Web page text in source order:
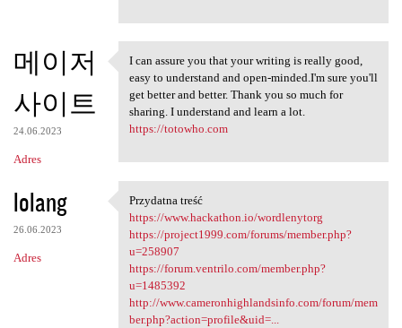
메이저
사이트
24.06.2023
Adres
I can assure you that your
I can assure you that your writing is really good,
easy to understand and open-minded.I'm sure you'll
get better and better. Thank you so much for
sharing. I understand and learn a lot.
https://totowho.com
lolang
26.06.2023
Adres
Przydatna treść
Przydatna treść
https://www.hackathon.io/wordlenytorg
https://project1999.com/forums/member.php?
u=258907
https://forum.ventrilo.com/member.php?
u=1485392
http://www.cameronhighlandsinfo.com/forum/mem
ber.php?action=profile&uid=...